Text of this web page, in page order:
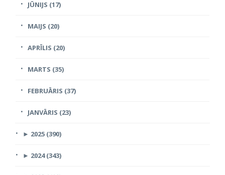
JŪNIJS (17)
MAIJS (20)
APRĪLIS (20)
MARTS (35)
FEBRUĀRIS (37)
JANVĀRIS (23)
► 2025 (390)
► 2024 (343)